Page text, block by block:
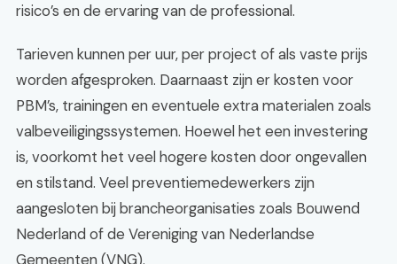
risico’s en de ervaring van de professional.
Tarieven kunnen per uur, per project of als vaste prijs
worden afgesproken. Daarnaast zijn er kosten voor
PBM’s, trainingen en eventuele extra materialen zoals
valbeveiligingssystemen. Hoewel het een investering
is, voorkomt het veel hogere kosten door ongevallen
en stilstand. Veel preventiemedewerkers zijn
aangesloten bij brancheorganisaties zoals Bouwend
Nederland of de Vereniging van Nederlandse
Gemeenten (VNG).